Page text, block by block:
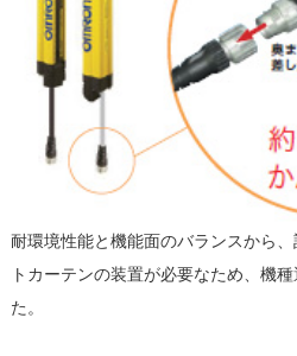
耐環境性能と機能面のバランスから
トカーテンの装置が必要なため、機
た。